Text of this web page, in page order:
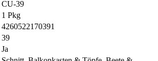
CU-39
1 Pkg
4260522170391
39
Ja